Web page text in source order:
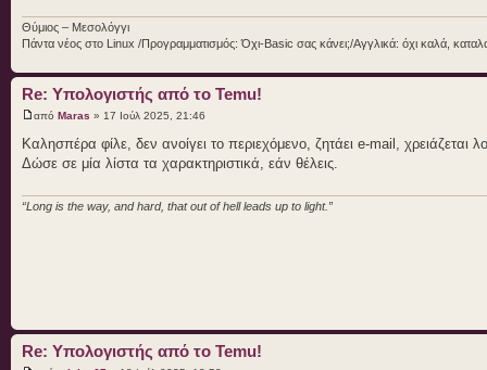
Θύμιος – Μεσολόγγι
Πάντα νέος στο Linux /Προγραμματισμός: Όχι-Basic σας κάνει;/Αγγλικά: όχι καλά,
Re: Υπολογιστής από το Temu!
από Maras » 17 Ιούλ 2025, 21:46
Καλησπέρα φίλε, δεν ανοίγει το περιεχόμενο, ζητάει e-mail, χρειάζεται
Δώσε σε μία λίστα τα χαρακτηριστικά, εάν θέλεις.
“Long is the way, and hard, that out of hell leads up to light.”
Re: Υπολογιστής από το Temu!